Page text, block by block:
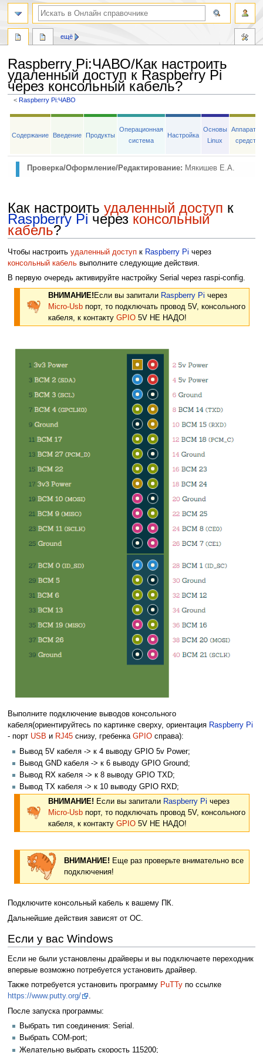
Raspberry Pi:ЧАВО/Как настроить
удаленный доступ к Raspberry Pi
через консольный кабель?
<Raspberry Pi:ЧАВО
Перейти
навигации
Перейти
поиску
Содержание Введение Продукты
Операционная
система
Настройка
Основы
Linux
средства
Проверка/Оформление/Редактирование: Мякишев Е.А.
Как настроить удаленный доступ к
Raspberry Pi через консольный
кабель?
Чтобы настроить удаленный доступк Raspberry Pi через
консольный кабельвыполните следующие действия.
В первую очередь активируйте настройку Serial через raspi-config.
ВНИМАНИЕ! Если вы запитали Raspberry Pi через
Micro-Usbпорт, то подключать провод 5V, консольного
кабеля, к контакту GPIO5V НЕ НАДО!
Выполните подключение выводов консольного
кабеля(ориентируйтесь по картинке сверху, ориентация Raspberry Pi
- порт USB и RJ45снизу, гребенка GPIOсправа):
Вывод 5V кабеля -> к 4 выводу GPIO 5v Power;
Вывод GND кабеля -> к 6 выводу GPIO Ground;
Вывод RX кабеля -> к 8 выводу GPIO TXD;
Вывод TX кабеля -> к 10 выводу GPIO RXD;
ВНИМАНИЕ! Если вы запитали Raspberry Pi через
Micro-Usbпорт, то подключать провод 5V, консольного
кабеля, к контакту GPIO5V НЕ НАДО!
ВНИМАНИЕ! Еще раз проверьте внимательно все
подключения!
Подключите консольный кабель к вашему ПК.
Дальнейшие действия зависят от ОС.
Если у вас Windows
Если не были установлены драйверы и вы подключаете переходник
впервые возможно потребуется установить драйвер.
Также потребуется установить программу PuTTyпо ссылке
https://www.putty.org/
.
После запуска программы:
Выбрать тип соединения: Serial.
Выбрать COM-port;
Желательно выбрать скорость 115200;
ещё